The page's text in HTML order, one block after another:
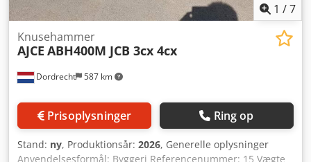
1 /7
Dordrecht 587 km
Knusehammer
AJCE ABH400M JCB 3cx 4cx
Prisoplysninger Ring op
Stand: ny, Produktionsår: 2026, Generelle oplysninger
Anvendelsesformål: Byggeri Referencenummer: 15 Vægte